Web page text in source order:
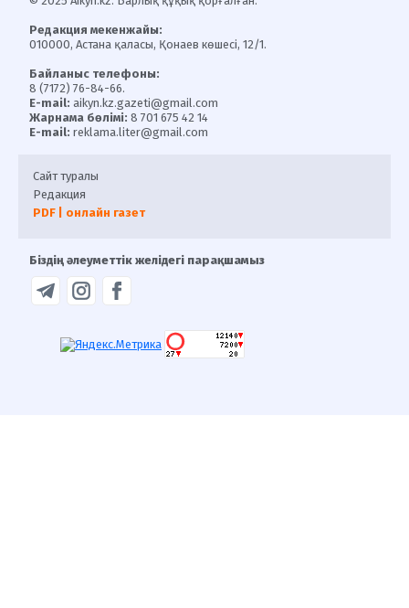
Редакция мекенжайы:
010000, Астана қаласы, Қонаев көшесі, 12/1.
Байланыс телефоны:
8 (7172) 76-84-66.
E-mail: aikyn.kz.gazeti@gmail.com
Жарнама бөлімі: 8 701 675 42 14
E-mail: reklama.liter@gmail.com
Сайт туралы
Редакция
PDF | онлайн газет
Біздің әлеуметтік желідегі парақшамыз